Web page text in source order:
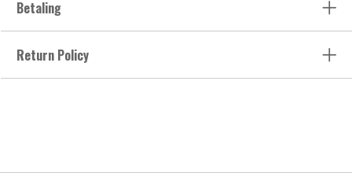
Betaling
Return Policy